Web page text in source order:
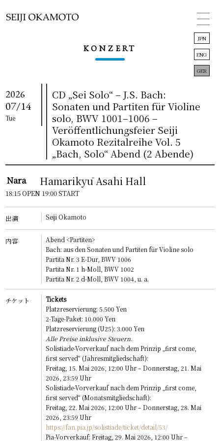
TOP
INFORMATION
CONCERT
BIOGRAPHY
DISCOGRAPHY
JPN
ENG
JPN
ENG
GER
KONZERT
2026
07/14
Tue
CD „Sei Solo“ – J.S. Bach:
Sonaten und Partiten für Violine
solo, BWV 1001–1006 –
Veröffentlichungsfeier Seiji
Okamoto Rezitalreihe Vol. 5
„Bach, Solo“ Abend (2 Abende)
Nara Hamarikyū Asahi Hall
18:15 OPEN 19:00 START
出演 Seiji Okamoto
内容
Abend <Partiten>
Bach: aus den Sonaten und Partiten für Violine solo
Partita Nr. 3 E-Dur, BWV 1006
Partita Nr. 1 h-Moll, BWV 1002
Partita Nr. 2 d-Moll, BWV 1004, u. a.
チケット
Tickets
Platzreservierung: 5.500 Yen
2-Tage-Paket: 10.000 Yen
Platzreservierung (U25): 3.000 Yen
Alle Preise inklusive Steuern.
Solistiade-Vorverkauf nach dem Prinzip „first come,
first served“ (Jahresmitgliedschaft):
Freitag, 15. Mai 2026, 12:00 Uhr – Donnerstag, 21. Mai
2026, 23:59 Uhr
Solistiade-Vorverkauf nach dem Prinzip „first come,
first served“ (Monatsmitgliedschaft):
Freitag, 22. Mai 2026, 12:00 Uhr – Donnerstag, 28. Mai
2026, 23:59 Uhr
https://fan.pia.jp/solistiade/ticket/detail/53/
Pia-Vorverkauf: Freitag, 29. Mai 2026, 12:00 Uhr –